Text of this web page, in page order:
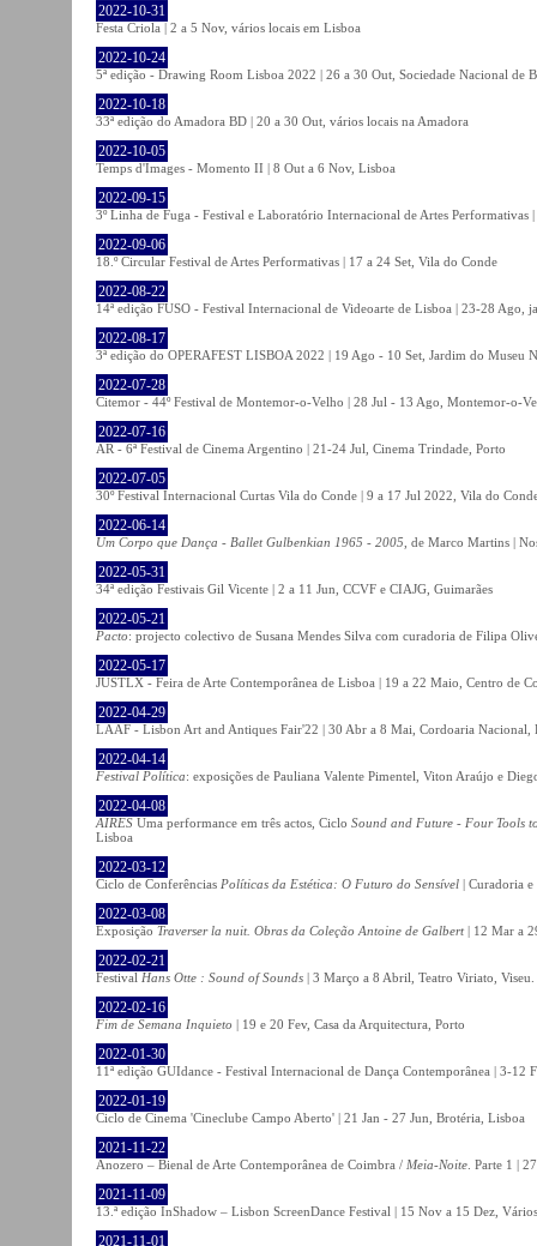
2022-10-31
Festa Criola | 2 a 5 Nov, vários locais em Lisboa
2022-10-24
5ª edição - Drawing Room Lisboa 2022 | 26 a 30 Out, Sociedade Nacional de
2022-10-18
33ª edição do Amadora BD | 20 a 30 Out, vários locais na Amadora
2022-10-05
Temps d'Images - Momento II | 8 Out a 6 Nov, Lisboa
2022-09-15
3º Linha de Fuga - Festival e Laboratório Internacional de Artes Performativas
2022-09-06
18.º Circular Festival de Artes Performativas | 17 a 24 Set, Vila do Conde
2022-08-22
14ª edição FUSO - Festival Internacional de Videoarte de Lisboa | 23-28 Ago,
2022-08-17
3ª edição do OPERAFEST LISBOA 2022 | 19 Ago - 10 Set, Jardim do Museu
2022-07-28
Citemor - 44º Festival de Montemor-o-Velho | 28 Jul - 13 Ago, Montemor-o-
2022-07-16
AR - 6ª Festival de Cinema Argentino | 21-24 Jul, Cinema Trindade, Porto
2022-07-05
30º Festival Internacional Curtas Vila do Conde | 9 a 17 Jul 2022, Vila do
2022-06-14
Um Corpo que Dança - Ballet Gulbenkian 1965 - 2005 , de Marco Martins |
2022-05-31
34ª edição Festivais Gil Vicente | 2 a 11 Jun, CCVF e CIAJG, Guimarães
2022-05-21
Pacto: projecto colectivo de Susana Mendes Silva com curadoria de Filipa
2022-05-17
JUSTLX - Feira de Arte Contemporânea de Lisboa | 19 a 22 Maio, Centro de
2022-04-29
LAAF - Lisbon Art and Antiques Fair'22 | 30 Abr a 8 Mai, Cordoaria Nacional,
2022-04-14
Festival Política: exposições de Pauliana Valente Pimentel, Viton Araújo e
2022-04-08
AIRES Uma performance em três actos, Ciclo Sound and Future - Four Tools
Lisboa
2022-03-12
Ciclo de Conferências Políticas da Estética: O Futuro do Sensível | Curadoria
2022-03-08
Exposição Traverser la nuit. Obras da Coleção Antoine de Galbert | 12 Mar a
2022-02-21
Festival Hans Otte : Sound of Sounds | 3 Março a 8 Abril, Teatro Viriato, Viseu.
2022-02-16
Fim de Semana Inquieto | 19 e 20 Fev, Casa da Arquitectura, Porto
2022-01-30
11ª edição GUIdance - Festival Internacional de Dança Contemporânea | 3-12
2022-01-19
Ciclo de Cinema 'Cineclube Campo Aberto' | 21 Jan - 27 Jun, Brotéria, Lisboa
2021-11-22
Anozero – Bienal de Arte Contemporânea de Coimbra / Meia-Noite . Parte 1 |
2021-11-09
13.ª edição InShadow – Lisbon ScreenDance Festival | 15 Nov a 15 Dez,
2021-11-01